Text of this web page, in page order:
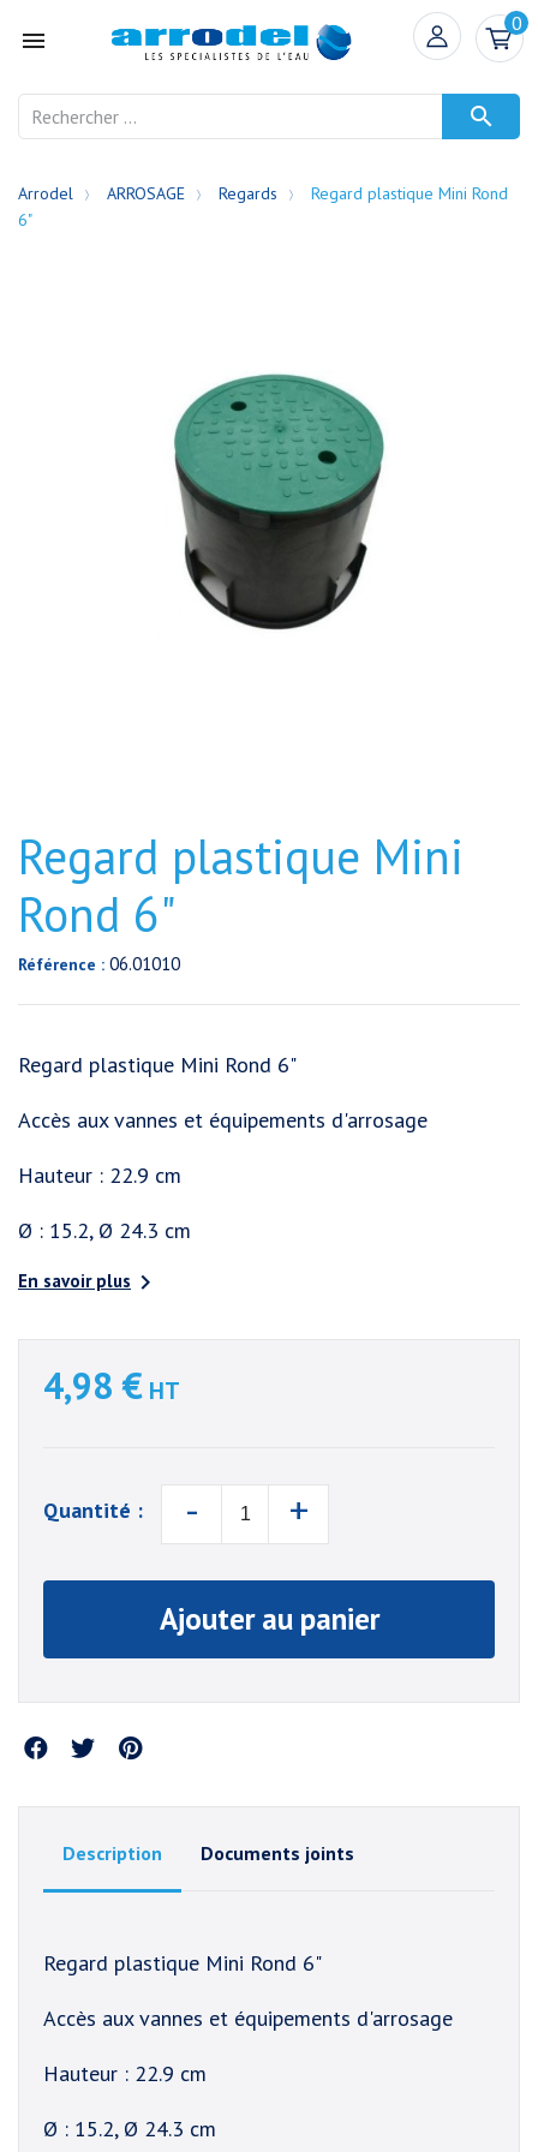

0

Arrodel ARROSAGE Regards
Regard plastique Mini Rond
6"
Regard plastique Mini
Rond 6"
Référence : 06.01010
Regard plastique Mini Rond 6"
Accès aux vannes et équipements d'arrosage
Hauteur : 22.9 cm
Ø : 15.2, Ø 24.3 cm
En savoir plus 
4,98 € HT
Quantité : - +
Ajouter au panier
Partager
Description Documents joints
Regard plastique Mini Rond 6"
Accès aux vannes et équipements d'arrosage
Hauteur : 22.9 cm
Ø : 15.2, Ø 24.3 cm